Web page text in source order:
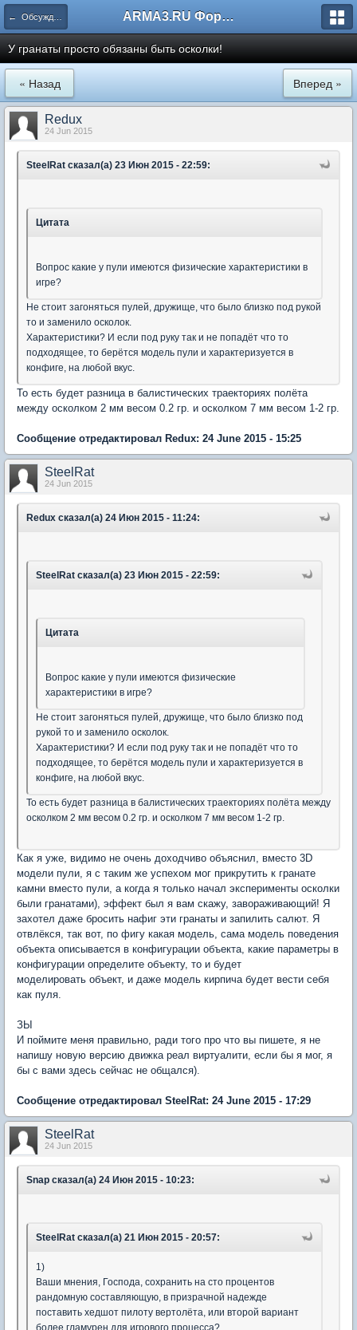
← Обсуждение игры ARMA3.RU Форум
У гранаты просто обязаны быть осколки!
« Назад Вперед »
Redux
24 Jun 2015
SteelRat сказал(а) 23 Июн 2015 - 22:59:
Цитата
Вопрос какие у пули имеются физические характеристики в
игре?
Не стоит загоняться пулей, дружище, что было близко под рукой
то и заменило осколок.
Характеристики? И если под руку так и не попадёт что то
подходящее, то берётся модель пули и характеризуется в
конфиге, на любой вкус.
То есть будет разница в балистических траекториях полёта
между осколком 2 мм весом 0.2 гр. и осколком 7 мм весом 1-2 гр.
Сообщение отредактировал Redux: 24 June 2015 - 15:25
SteelRat
24 Jun 2015
Redux сказал(а) 24 Июн 2015 - 11:24:
SteelRat сказал(а) 23 Июн 2015 - 22:59:
Цитата
Вопрос какие у пули имеются физические
характеристики в игре?
Не стоит загоняться пулей, дружище, что было близко под
рукой то и заменило осколок.
Характеристики? И если под руку так и не попадёт что то
подходящее, то берётся модель пули и характеризуется в
конфиге, на любой вкус.
То есть будет разница в балистических траекториях полёта между
осколком 2 мм весом 0.2 гр. и осколком 7 мм весом 1-2 гр.
Как я уже, видимо не очень доходчиво объяснил, вместо 3D
модели пули, я с таким же успехом мог прикрутить к гранате
камни вместо пули, а когда я только начал эксперименты осколки
были гранатами), эффект был я вам скажу, завораживающий! Я
захотел даже бросить нафиг эти гранаты и запилить салют. Я
отвлёкся, так вот, по фигу какая модель, сама модель поведения
объекта описывается в конфигурации объекта, какие параметры в
конфигурации определите объекту, то и будет
моделировать объект, и даже модель кирпича будет вести себя
как пуля.
ЗЫ
И поймите меня правильно, ради того про что вы пишете, я не
напишу новую версию движка реал виртуалити, если бы я мог, я
бы с вами здесь сейчас не общался).
Сообщение отредактировал SteelRat: 24 June 2015 - 17:29
SteelRat
24 Jun 2015
Snap сказал(а) 24 Июн 2015 - 10:23:
SteelRat сказал(а) 21 Июн 2015 - 20:57:
1)
Ваши мнения, Господа, сохранить на сто процентов
рандомную составляющую, в призрачной надежде
поставить хедшот пилоту вертолёта, или второй вариант
более гламурен для игрового процесса?